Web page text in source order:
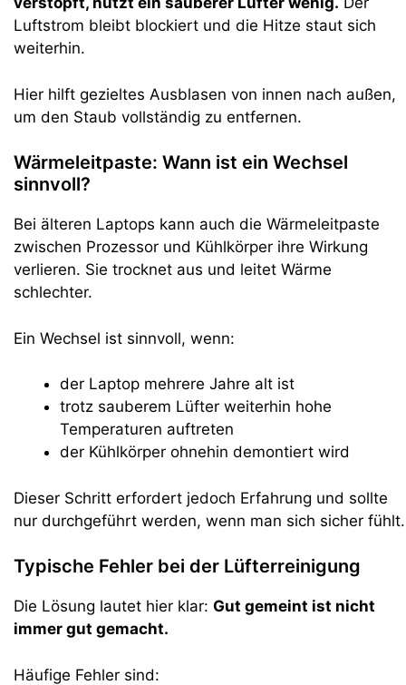
Luftstrom bleibt blockiert und die Hitze staut sich
weiterhin.
Hier hilft gezieltes Ausblasen von innen nach außen,
um den Staub vollständig zu entfernen.
Wärmeleitpaste: Wann ist ein Wechsel
sinnvoll?
Bei älteren Laptops kann auch die Wärmeleitpaste
zwischen Prozessor und Kühlkörper ihre Wirkung
verlieren. Sie trocknet aus und leitet Wärme
schlechter.
Ein Wechsel ist sinnvoll, wenn:
der Laptop mehrere Jahre alt ist
trotz sauberem Lüfter weiterhin hohe
Temperaturen auftreten
der Kühlkörper ohnehin demontiert wird
Dieser Schritt erfordert jedoch Erfahrung und sollte
nur durchgeführt werden, wenn man sich sicher fühlt.
Typische Fehler bei der Lüfterreinigung
Die Lösung lautet hier klar: Gut gemeint ist nicht
immer gut gemacht.
Häufige Fehler sind: